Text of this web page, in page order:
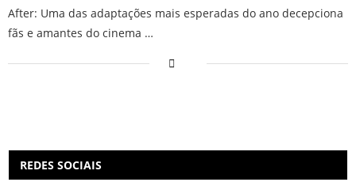
After: Uma das adaptações mais esperadas do ano decepciona
fãs e amantes do cinema …
REDES SOCIAIS